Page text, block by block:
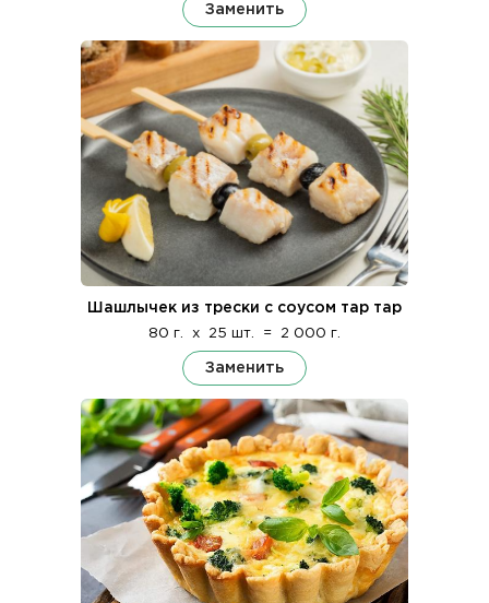
Заменить
Шашлычек из трески с соусом тар тар
80 г. x 25 шт. = 2 000 г.
Заменить